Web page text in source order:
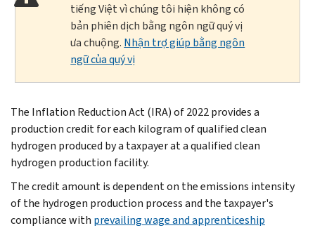
tiếng Việt vì chúng tôi hiện không có
bản phiên dịch bằng ngôn ngữ quý vị
ưa chuộng. Nhận trợ giúp bằng ngôn
ngữ của quý vị
The Inflation Reduction Act (IRA) of 2022 provides a
production credit for each kilogram of qualified clean
hydrogen produced by a taxpayer at a qualified clean
hydrogen production facility.
The credit amount is dependent on the emissions intensity
of the hydrogen production process and the taxpayer's
compliance with prevailing wage and apprenticeship